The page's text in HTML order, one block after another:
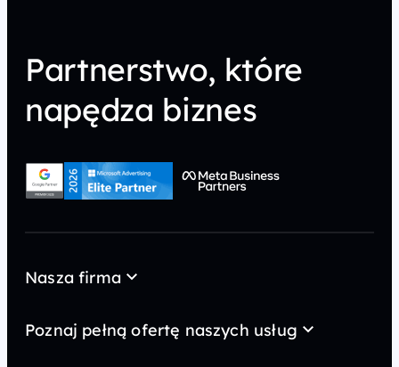
Partnerstwo, które
napędza biznes
Nasza firma
Case Study
Poznaj pełną ofertę naszych usług